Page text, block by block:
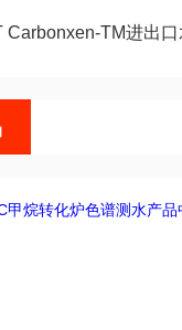
TM进出口水产品中一氧